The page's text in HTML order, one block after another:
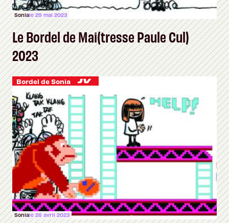
Soniale 29 mai 2023
Le Bordel de Mai(tresse Paule Cul)
2023
Bordel de Sonia
Soniale 26 avril 2023